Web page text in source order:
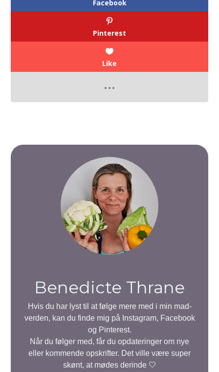
Facebook
Pinterest
Like
Benedicte Thrane
Hvis du har lyst til at følge mere med i min mad-
verden, kan du finde mig på Instagram, Facebook
og Pinterest.
Når du følger med, får du opdateringer om nye
eller kommende opskrifter. Det ville være super
skønt, at mødes derinde 🤍